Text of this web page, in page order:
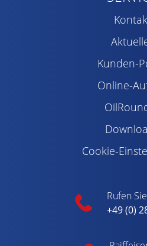
Kunden-
Online-
Cookie-
Rufen
+49 (0)